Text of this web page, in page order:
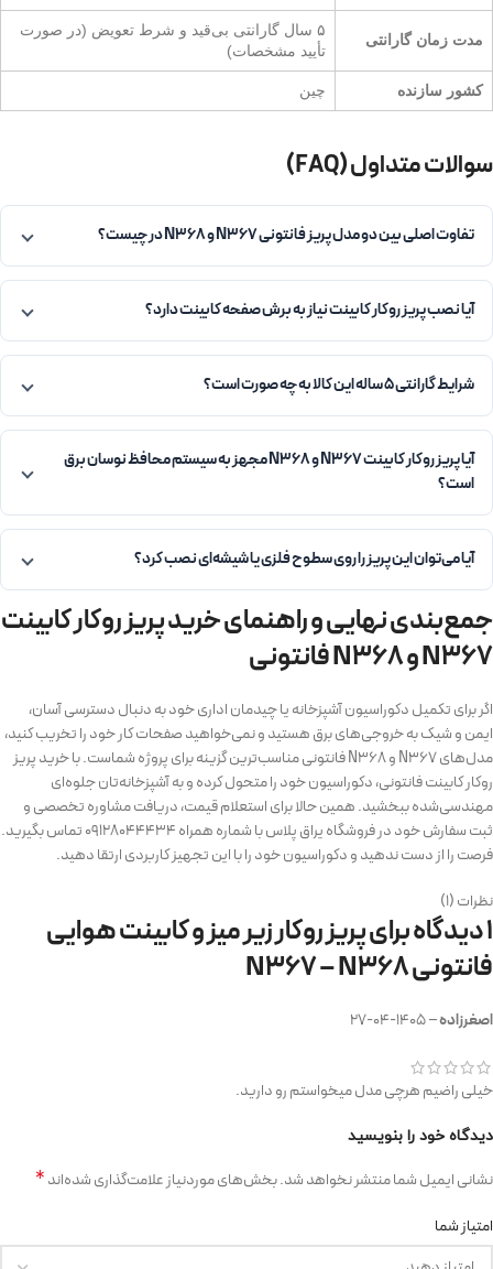
مدت زمان گارانتی
۵ سال گارانتی بی‌قید و شرط تعویض (در صورت
تأیید مشخصات)
کشور سازنده چین
سوالات متداول (FAQ)
تفاوت اصلی بین دو مدل پریز فانتونی N367 و N368 در چیست؟
آیا نصب پریز روکار کابینت نیاز به برش صفحه کابینت دارد؟
شرایط گارانتی ۵ ساله این کالا به چه صورت است؟
آیا پریز روکار کابینت N367 و N368 مجهز به سیستم محافظ نوسان برق
است؟
آیا می‌توان این پریز را روی سطوح فلزی یا شیشه‌ای نصب کرد؟
جمع‌بندی نهایی و راهنمای خرید پریز روکار کابینت
N367 و N368 فانتونی
اگر برای تکمیل دکوراسیون آشپزخانه یا چیدمان اداری خود به دنبال دسترسی آسان،
ایمن و شیک به خروجی‌های برق هستید و نمی‌خواهید صفحات کار خود را تخریب کنید،
مدل‌های N367 و N368 فانتونی مناسب‌ترین گزینه برای پروژه شماست. با خرید پریز
روکار کابینت فانتونی، دکوراسیون خود را متحول کرده و به آشپزخانه‌تان جلوه‌ای
مهندسی‌شده ببخشید. همین حالا برای استعلام قیمت، دریافت مشاوره تخصصی و
ثبت سفارش خود در فروشگاه یراق پلاس با شماره همراه ۰۹۱۲۸۰۴۴۴۳۴ تماس بگیرید.
فرصت را از دست ندهید و دکوراسیون خود را با این تجهیز کاربردی ارتقا دهید.
نظرات (1)
1 دیدگاه برای
پریز روکار زیر میز و کابینت هوایی
فانتونی N367 – N368
اصغر‌زاده–
1405-04-27
خیلی راضیم هرچی مدل میخواستم رو دارید.
دیدگاه خود را بنویسید
نشانی ایمیل شما منتشر نخواهد شد.بخش‌های موردنیاز علامت‌گذاری شده‌اند*
امتیاز شما